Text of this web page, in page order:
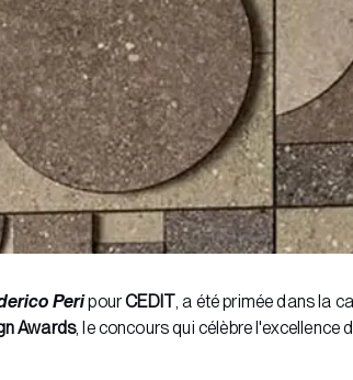
PeripourCEDIT, a été primée dans la
Awards, le concours qui célèbre l'excellence